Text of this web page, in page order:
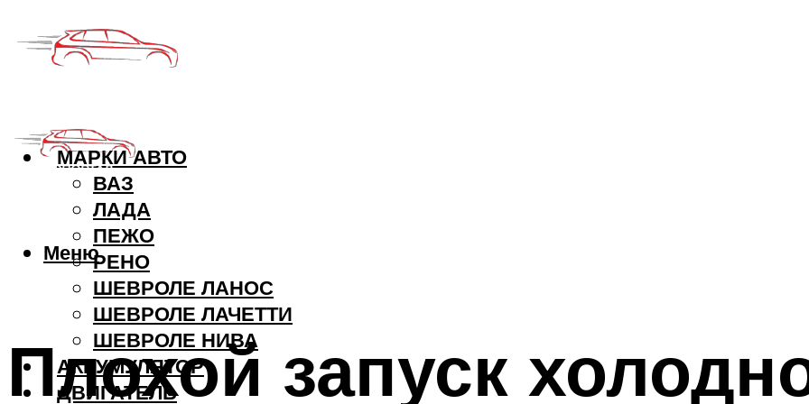
МАРКИ АВТО
ВАЗ
ЛАДА
ПЕЖО
РЕНО
ШЕВРОЛЕ ЛАНОС
ШЕВРОЛЕ ЛАЧЕТТИ
ШЕВРОЛЕ НИВА
АККУМУЛЯТОР
ДВИГАТЕЛЬ
Меню
Плохой запуск